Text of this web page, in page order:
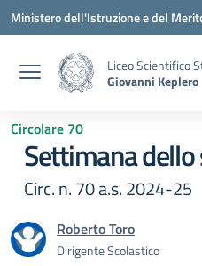
Vai ai contenuti
Vai al menu di navigazione
Vai al footer
Ministero dell'Istruzione e del
Liceo Scientifico
Giovanni Keplero
Circolare 70
Settimana
Circ. n. 70 a.s. 2024-25
Roberto Toro
Dirigente Scolastico